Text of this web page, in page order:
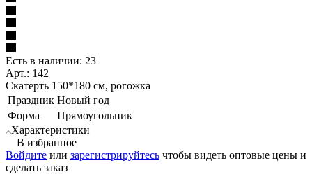
Есть в наличии: 23
Арт.: 142
Скатерть 150*180 см, рогожка
Праздник Новый год
Форма
Прямоугольник
Характеристики
В избранное
Войдите или зарегистрируйтесь чтобы видеть оптовые цены и
сделать заказ